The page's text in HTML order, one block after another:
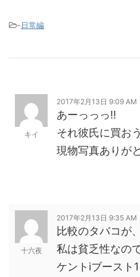
-日常編
キイ
2017年2月13日 9:09 AM
あーっっっ!!
それ彼氏に買お
現物写真ありが
十六夜
2017年2月13日 9:35 AM
比較のタバコが
私は貧乏性なの
ケントiブースト